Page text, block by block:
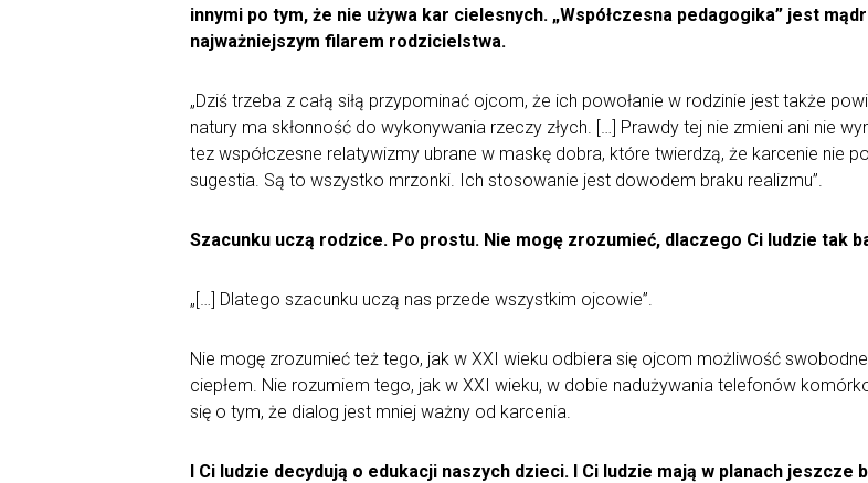
innymi po tym, że nie używa kar cielesnych. „Współczesna pedagogika” jest
najważniejszym filarem rodzicielstwa.
„Dziś trzeba z całą siłą przypominać ojcom, że ich powołanie w rodzinie jest także
natury ma skłonność do wykonywania rzeczy złych. […] Prawdy tej nie zmieni ani nie
tez współczesne relatywizmy ubrane w maskę dobra, które twierdzą, że karcenie nie
sugestia. Są to wszystko mrzonki. Ich stosowanie jest dowodem braku realizmu”.
Szacunku uczą rodzice. Po prostu. Nie mogę zrozumieć, dlaczego Ci ludzie tak
„[…] Dlatego szacunku uczą nas przede wszystkim ojcowie”.
Nie mogę zrozumieć też tego, jak w XXI wieku odbiera się ojcom możliwość
ciepłem. Nie rozumiem tego, jak w XXI wieku, w dobie nadużywania telefonów
się o tym, że dialog jest mniej ważny od karcenia.
I Ci ludzie decydują o edukacji naszych dzieci. I Ci ludzie mają w planach